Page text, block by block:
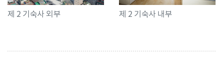
제 2 기숙사 외부 제 2 기숙사 내부